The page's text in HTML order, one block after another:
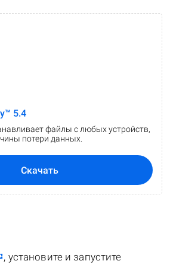
5.4
файлы с любых устройств,
потери данных.
Скачать
, установите и запустите